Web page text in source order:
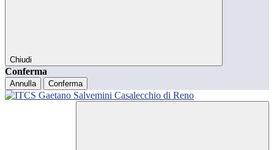
Chiudi
Conferma
Annulla Conferma